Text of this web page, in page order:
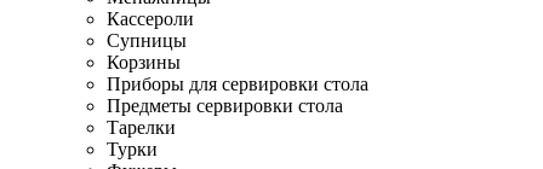
Кассероли
Супницы
Корзины
Приборы для сервировки стола
Предметы сервировки стола
Тарелки
Турки